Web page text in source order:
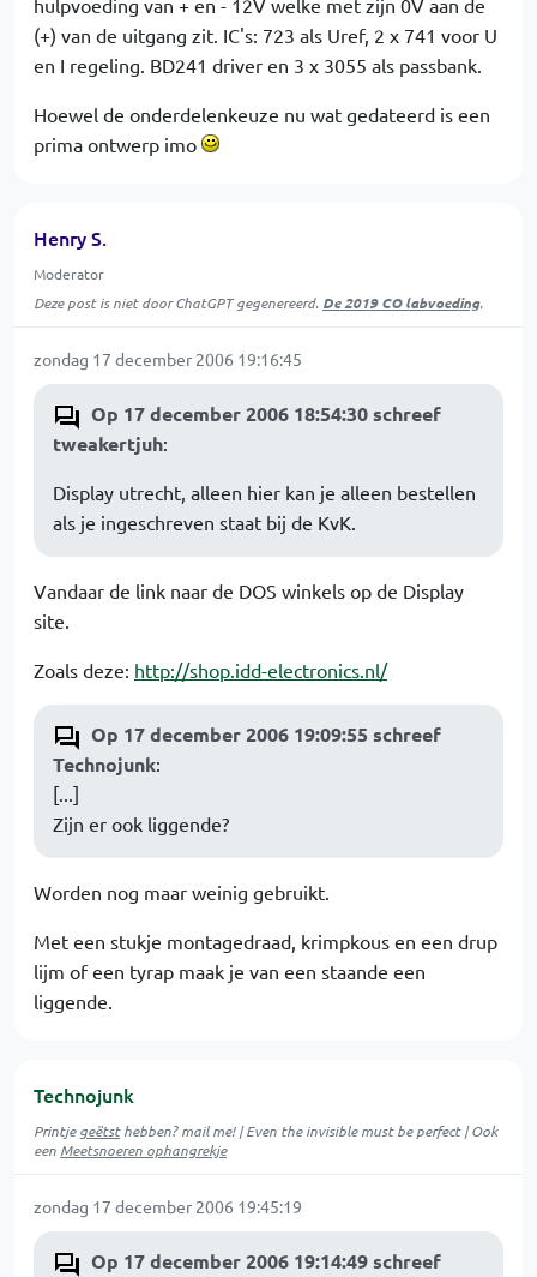
hulpvoeding van + en - 12V welke met zijn 0V aan de
(+) van de uitgang zit. IC's: 723 als Uref, 2 x 741 voor U
en I regeling. BD241 driver en 3 x 3055 als passbank.
Hoewel de onderdelenkeuze nu wat gedateerd is een
prima ontwerp imo
Henry S.
Moderator
Deze post is niet door ChatGPT gegenereerd. De 2019 CO labvoeding.
zondag 17 december 2006 19:16:45
Op 17 december 2006 18:54:30 schreef
tweakertjuh:
Display utrecht, alleen hier kan je alleen bestellen
als je ingeschreven staat bij de KvK.
Vandaar de link naar de DOS winkels op de Display
site.
Zoals deze: http://shop.idd-electronics.nl/
Op 17 december 2006 19:09:55 schreef
Technojunk:
[...]
Zijn er ook liggende?
Worden nog maar weinig gebruikt.
Met een stukje montagedraad, krimpkous en een drup
lijm of een tyrap maak je van een staande een
liggende.
Technojunk
Printjegeëtsthebben? mail me! | Even the invisible must be perfect | Ook
een Meetsnoeren ophangrekje
zondag 17 december 2006 19:45:19
Op 17 december 2006 19:14:49 schreef